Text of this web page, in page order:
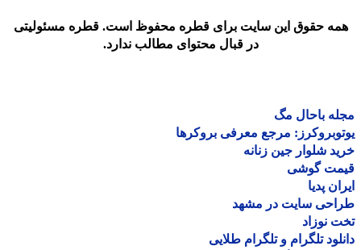
حقوق این سایت برای قطره محفوظ است. قطره مسئولیتی
در قبال محتوای مطالب ندارد.
باحال مگ
مرجع معرفی بروکرها
شلوار جین زنانه
گوشی
پدیا
سایت در مشهد
نوزاد
تلگرام و تلگرام طلایی